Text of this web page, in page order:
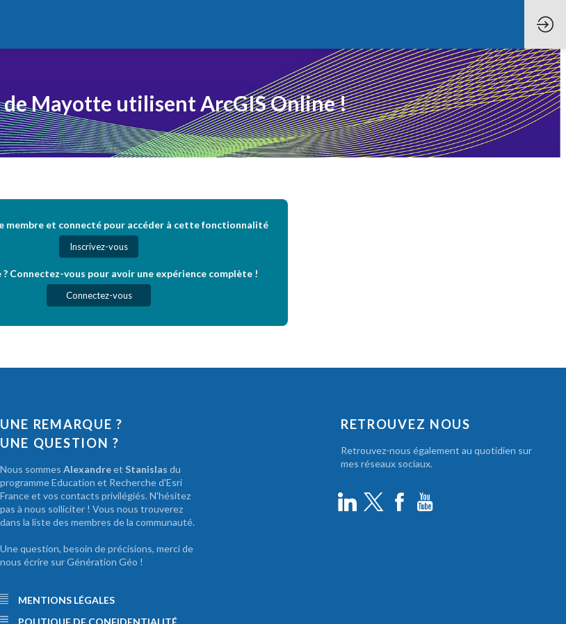
de Mayotte utilisent ArcGIS Online !
membre et connecté pour accéder à cette fonctionnalité
Inscrivez-vous
? Connectez-vous pour avoir une expérience complète !
Connectez-vous
UNE REMARQUE ?
UNE QUESTION ?
Nous sommes Alexandreet Stanislas du
programme Education et Recherche d'Esri
France et vos contacts privilégiés. N'hésitez
pas à nous solliciter ! Vous nous trouverez
dans la liste des membres de la communauté.
Une question, besoin de précisions, merci de
nous écrire sur Génération Géo !
MENTIONS LÉGALES
POLITIQUE DE CONFIDENTIALITÉ
RETROUVEZ NOUS
Retrouvez-nous également au quotidien sur
mes réseaux sociaux.